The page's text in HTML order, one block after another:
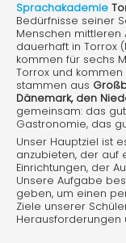
Sprachakademie
Bedürfnisse seiner
Menschen mittleren
dauerhaft in Torrox
kommen für sechs
Torrox und kommen
stammen aus
Dänemark, den
gemeinsam: das
Gastronomie, das
Unser Hauptziel ist
anzubieten, der auf
Einrichtungen, der
Unsere Aufgabe
geben, um einen
Ziele unserer
Herausforderungen